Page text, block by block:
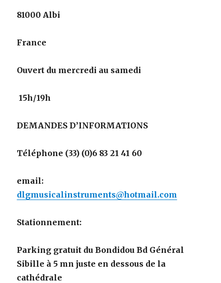
81000 Albi
France
Ouvert du mercredi au samedi
15h/19h
DEMANDES D’INFORMATIONS
Téléphone (33) (0)6 83 21 41 60
email:
dlgmusicalinstruments@hotmail.com
Stationnement:
Parking gratuit du Bondidou Bd Général
Sibille à 5 mn juste en dessous de la
cathédrale